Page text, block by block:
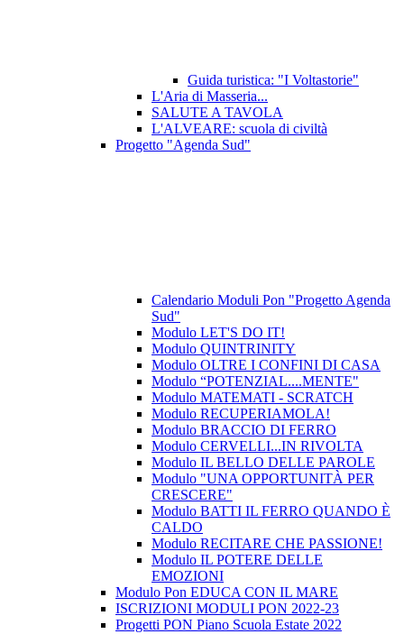
Guida turistica: "I Voltastorie"
L'Aria di Masseria...
SALUTE A TAVOLA
L'ALVEARE: scuola di civiltà
Progetto "Agenda Sud"
Calendario Moduli Pon "Progetto Agenda
Sud"
Modulo LET'S DO IT!
Modulo QUINTRINITY
Modulo OLTRE I CONFINI DI CASA
Modulo “POTENZIAL....MENTE"
Modulo MATEMATI - SCRATCH
Modulo RECUPERIAMOLA!
Modulo BRACCIO DI FERRO
Modulo CERVELLI...IN RIVOLTA
Modulo IL BELLO DELLE PAROLE
Modulo "UNA OPPORTUNITÀ PER
CRESCERE"
Modulo BATTI IL FERRO QUANDO È
CALDO
Modulo RECITARE CHE PASSIONE!
Modulo IL POTERE DELLE
EMOZIONI
Modulo Pon EDUCA CON IL MARE
ISCRIZIONI MODULI PON 2022-23
Progetti PON Piano Scuola Estate 2022